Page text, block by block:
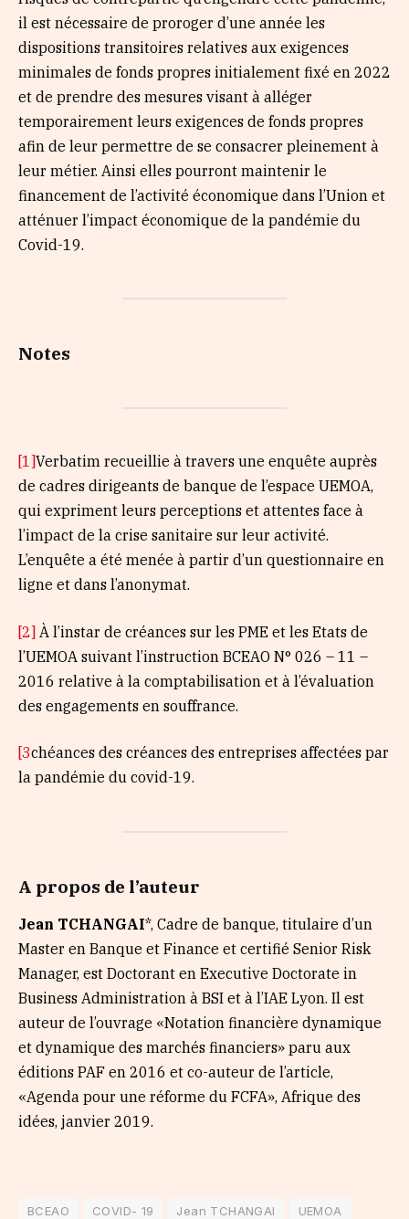
il est nécessaire de proroger d’une année les
dispositions transitoires relatives aux exigences
minimales de fonds propres initialement fixé en 2022
et de prendre des mesures visant à alléger
temporairement leurs exigences de fonds propres
afin de leur permettre de se consacrer pleinement à
leur métier. Ainsi elles pourront maintenir le
financement de l’activité économique dans l’Union et
atténuer l’impact économique de la pandémie du
Covid-19.
Notes
[1]Verbatim recueillie à travers une enquête auprès
de cadres dirigeants de banque de l’espace UEMOA,
qui expriment leurs perceptions et attentes face à
l’impact de la crise sanitaire sur leur activité.
L’enquête a été menée à partir d’un questionnaire en
ligne et dans l’anonymat.
[2] À l’instar de créances sur les PME et les Etats de
l’UEMOA suivant l’instruction BCEAO N° 026 – 11 –
2016 relative à la comptabilisation et à l’évaluation
des engagements en souffrance.
[3chéances des créances des entreprises affectées par
la pandémie du covid-19.
A propos de l’auteur
Jean TCHANGAI*, Cadre de banque, titulaire d’un
Master en Banque et Finance et certifié Senior Risk
Manager, est Doctorant en Executive Doctorate in
Business Administration à BSI et à l’IAE Lyon. Il est
auteur de l’ouvrage «Notation financière dynamique
et dynamique des marchés financiers» paru aux
éditions PAF en 2016 et co-auteur de l’article,
«Agenda pour une réforme du FCFA», Afrique des
idées, janvier 2019.
BCEAO COVID- 19 Jean TCHANGAI UEMOA